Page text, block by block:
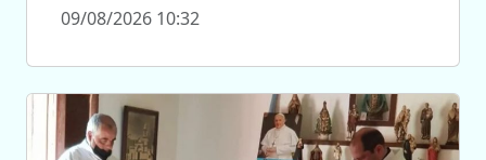
09/08/2026 10:32